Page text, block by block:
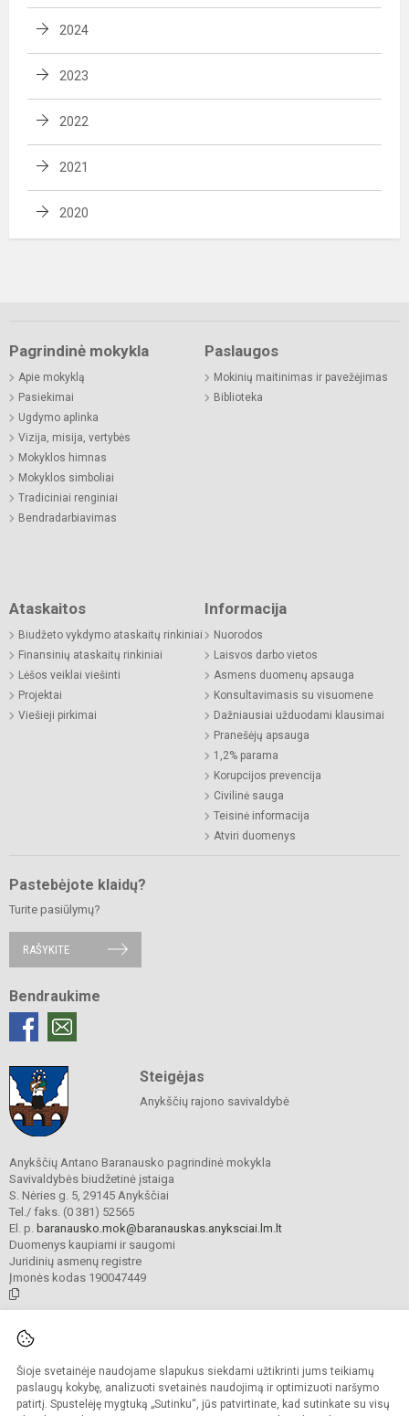
Šioje svetainėje naudojame slapukus siekdami užtikrinti jums teikiamų
paslaugų kokybę, analizuoti svetainės naudojimą ir optimizuoti naršymo
patirtį. Spustelėję mygtuką „Sutinku“, jūs patvirtinate, kad sutinkate su visų
2024
2023
2022
2021
2020
Pagrindinė mokykla
Apie mokyklą
Pasiekimai
Ugdymo aplinka
Vizija, misija, vertybės
Mokyklos himnas
Mokyklos simboliai
Tradiciniai renginiai
Bendradarbiavimas
Paslaugos
Mokinių maitinimas ir pavežėjimas
Biblioteka
Ataskaitos
Biudžeto vykdymo ataskaitų rinkiniai
Finansinių ataskaitų rinkiniai
Lėšos veiklai viešinti
Projektai
Viešieji pirkimai
Informacija
Nuorodos
Laisvos darbo vietos
Asmens duomenų apsauga
Konsultavimasis su visuomene
Dažniausiai užduodami klausimai
Pranešėjų apsauga
1,2% parama
Korupcijos prevencija
Civilinė sauga
Teisinė informacija
Atviri duomenys
Pastebėjote klaidų?
Turite pasiūlymų?
RAŠYKITE
Bendraukime
Steigėjas
Anykščių rajono savivaldybė
Anykščių Antano Baranausko pagrindinė mokykla
Savivaldybės biudžetinė įstaiga
S. Nėries g. 5, 29145 Anykščiai
Tel./ faks. (0 381) 52565
El. p. baranausko.mok@baranauskas.anyksciai.lm.lt
Duomenys kaupiami ir saugomi
Juridinių asmenų registre
Įmonės kodas 190047449
Kopijuoti turinį be raštiško mokyklos administracijos sutikimo griežtai
draudžiama.
Prieinamumo paraiška Slapukų valdymas